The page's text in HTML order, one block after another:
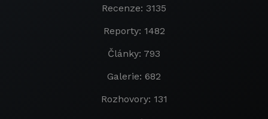
Recenze: 3135
Reporty: 1482
Články: 793
Galerie: 682
Rozhovory: 131